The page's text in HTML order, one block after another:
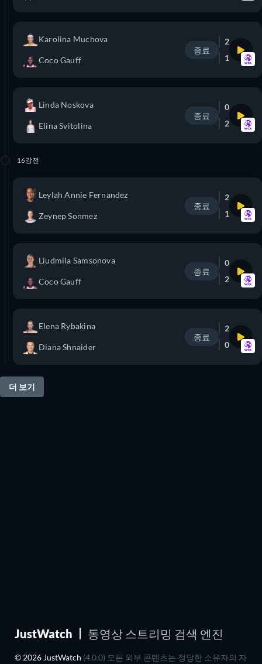
Karolina Muchova
Coco Gauff
종료
2
1
Linda Noskova
Elina Svitolina
종료
0
2
16강전
Leylah Annie Fernandez
Zeynep Sonmez
종료
2
1
Liudmila Samsonova
Coco Gauff
종료
0
2
Elena Rybakina
Diana Shnaider
종료
2
0
더 보기
JustWatch 동영상 스트리밍 검색 엔진
© 2026 JustWatch (4.0.0) 모든 외부 콘텐츠는 정당한 소유자의 자